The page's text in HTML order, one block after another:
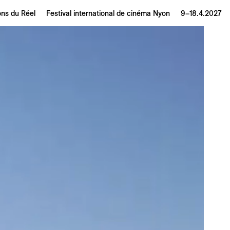
du Réel Festival international de cinéma Nyon 9–18.4.2027